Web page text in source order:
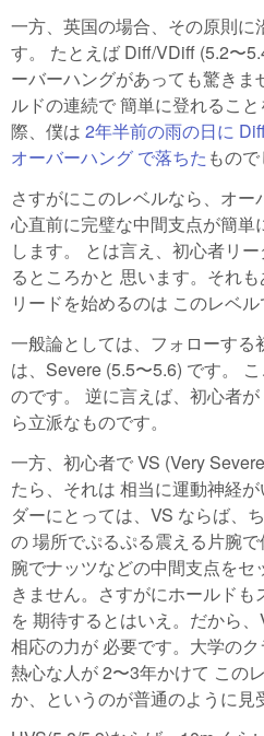
一方、英国の場合、その原則に
す。 たとえば Diff/VDiff (5.2〜
ーバーハングがあっても驚き
ルドの連続で 簡単に登れるこ
際、僕は 2年半前の雨の日に
オーバーハング で落ちた もの
さすがにこのレベルなら、オ
心直前に完璧な中間支点が簡
します。 とは言え、初心者リ
るところかと 思います。それ
リードを始めるのは このレベル
一般論としては、フォローす
は、Severe (5.5〜5.6) です。
のです。 逆に言えば、初心者
ら立派なものです。
一方、初心者で VS (Very
たら、それは 相当に運動神経
ダーにとっては、VS ならば、
の 場所でぷるぷる震える片腕
腕でナッツなどの中間支点を
きません。さすがにホールドも
を 期待するとはいえ。だから、
相応の力が 必要です。大学の
熱心な人が 2〜3年かけて この
か、というのが普通のように見